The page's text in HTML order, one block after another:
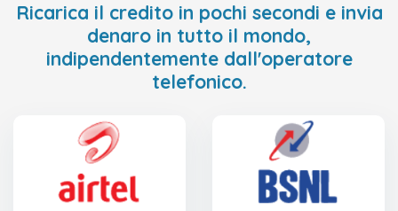
Ricarica il credito in pochi secondi e invia
denaro in tutto il mondo,
indipendentemente dall'operatore
telefonico.